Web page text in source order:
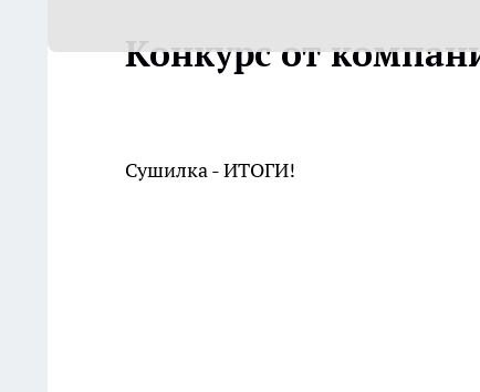
Конкурс от
Сушилка - ИТОГИ!